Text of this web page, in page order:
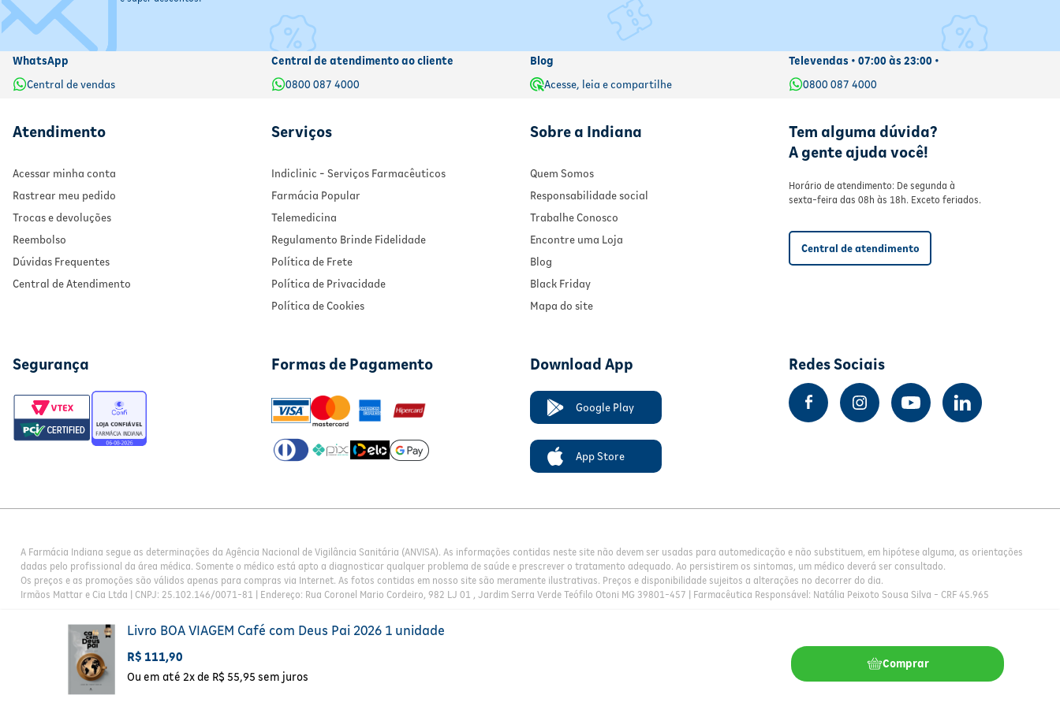
Livro BOA VIAGEM Café com Deus Pai 2026 1 unidade
R$ 111,90
Ou em até 2x de R$ 55,95 sem juros
Comprar
WhatsApp
Central de vendas
Central de atendimento ao cliente
0800 087 4000
Blog
Acesse, leia e compartilhe
Televendas • 07:00 às 23:00 •
0800 087 4000
Atendimento
Acessar minha conta
Rastrear meu pedido
Trocas e devoluções
Reembolso
Dúvidas Frequentes
Central de Atendimento
Serviços
Indiclinic - Serviços Farmacêuticos
Farmácia Popular
Telemedicina
Regulamento Brinde Fidelidade
Política de Frete
Política de Privacidade
Política de Cookies
Sobre a Indiana
Quem Somos
Responsabilidade social
Trabalhe Conosco
Encontre uma Loja
Blog
Black Friday
Mapa do site
Tem alguma dúvida?
A gente ajuda você!
Horário de atendimento: De segunda à
sexta-feira das 08h às 18h. Exceto feriados.
Central de atendimento
Segurança Formas de Pagamento Download App
Google Play
App Store
Redes Sociais
A Farmácia Indiana segue as determinações da Agência Nacional de Vigilância Sanitária (ANVISA). As informações contidas neste site não devem ser usadas para automedicação e não substituem, em hipótese alguma, as orientações
dadas pelo profissional da área médica. Somente o médico está apto a diagnosticar qualquer problema de saúde e prescrever o tratamento adequado. Ao persistirem os sintomas, um médico deverá ser consultado.
Os preços e as promoções são válidos apenas para compras via Internet. As fotos contidas em nosso site são meramente ilustrativas. Preços e disponibilidade sujeitos a alterações no decorrer do dia.
Irmãos Mattar e Cia Ltda | CNPJ: 25.102.146/0071-81 | Endereço: Rua Coronel Mario Cordeiro, 982 LJ 01 , Jardim Serra Verde Teófilo Otoni MG 39801-457 | Farmacêutica Responsável: Natália Peixoto Sousa Silva - CRF 45.965